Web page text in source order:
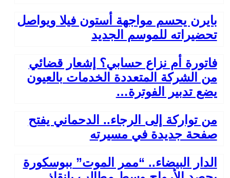
بايرن يحسم مواجهة أستون فيلا ويواصل
تحضيراته للموسم الجديد
فاتورة أم نزاع حسابي؟ إشعار قضائي
من الشركة المتعددة الخدمات بالعيون
يضع تدبير الفوترة…
من تواركة إلى الرجاء.. الدحماني يفتح
صفحة جديدة في مسيرته
الدار البيضاء.. “ممر الموت” ببوسكورة